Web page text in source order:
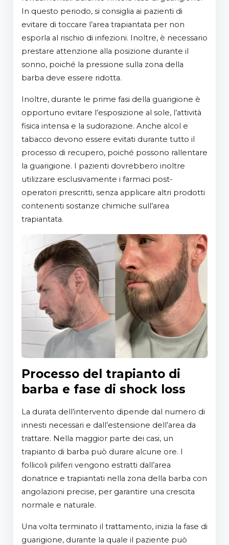
In questo periodo, si consiglia ai pazienti di
evitare di toccare l’area trapiantata per non
esporla al rischio di infezioni. Inoltre, è necessario
prestare attenzione alla posizione durante il
sonno, poiché la pressione sulla zona della
barba deve essere ridotta.
Inoltre, durante le prime fasi della guarigione è
opportuno evitare l’esposizione al sole, l’attività
fisica intensa e la sudorazione. Anche alcol e
tabacco devono essere evitati durante tutto il
processo di recupero, poiché possono rallentare
la guarigione. I pazienti dovrebbero inoltre
utilizzare esclusivamente i farmaci post-
operatori prescritti, senza applicare altri prodotti
contenenti sostanze chimiche sull’area
trapiantata.
Processo del trapianto di
barba e fase di shock loss
La durata dell’intervento dipende dal numero di
innesti necessari e dall’estensione dell’area da
trattare. Nella maggior parte dei casi, un
trapianto di barba può durare alcune ore. I
follicoli piliferi vengono estratti dall’area
donatrice e trapiantati nella zona della barba con
angolazioni precise, per garantire una crescita
normale e naturale.
Una volta terminato il trattamento, inizia la fase di
guarigione, durante la quale il paziente può